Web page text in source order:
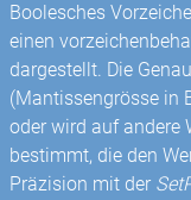
Boolesches
einen
dargestellt. Die
(Mantissengrösse in
oder wird auf andere
bestimmt, die den
Präzision mit der